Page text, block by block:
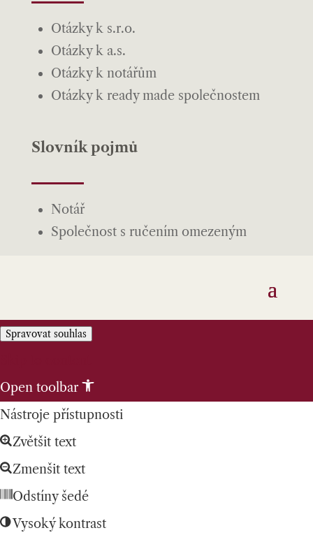
Otázky k s.r.o.
Otázky k a.s.
Otázky k notářům
Otázky k ready made společnostem
Slovník pojmů
Notář
Společnost s ručením omezeným
Spravovat souhlas
Open toolbar
Nástroje přístupnosti
Zvětšit text
Zmenšit text
Odstíny šedé
Vysoký kontrast